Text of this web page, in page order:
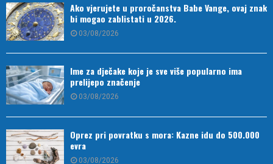
Ako vjerujete u proročanstva Babe Vange, ovaj znak
bi mogao zablistati u 2026.
03/08/2026
Ime za dječake koje je sve više popularno ima
prelijepo značenje
03/08/2026
Oprez pri povratku s mora: Kazne idu do 500.000
evra
03/08/2026